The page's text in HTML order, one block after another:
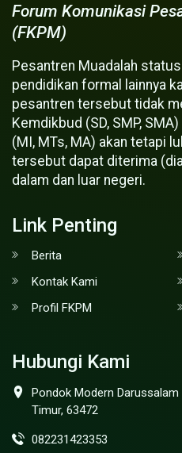
Forum Komunikasi
(FKPM)
Pesantren Muadalah
pendidikan formal lainnya
pesantren tersebut tidak
Kemdikbud (SD, SMP,
(MI, MTs, MA) akan tetapi
tersebut dapat diterima
dalam dan luar negeri.
Link Penting
Berita
Kontak Kami
Profil FKPM
Hubungi Kami
Pondok Modern
Timur, 63472
082231423353